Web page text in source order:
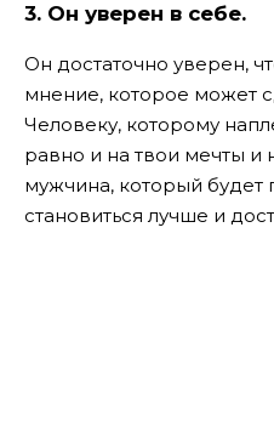
3. Он уверен в себе.
Он достаточно уверен,
мнение, которое может
Человеку, которому
равно и на твои мечты
мужчина, который будет
становиться лучше и